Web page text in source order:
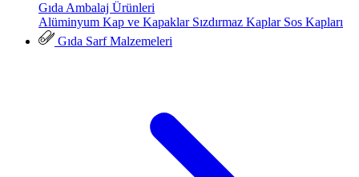
Gıda Ambalaj Ürünleri
Alüminyum Kap ve Kapaklar Sızdırmaz Kaplar Sos Kapları
Gıda Sarf Malzemeleri